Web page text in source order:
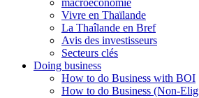
Vivre en Thaïlande
La Thaîlande en Bref
Avis des investisseurs
Secteurs clés
Doing business
How to do Business with BOI
How to do Business (Non-